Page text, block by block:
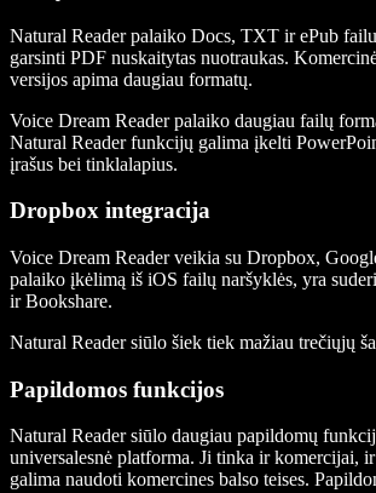
Natural Reader palaiko Docs, TXT ir ePub
garsinti PDF nuskaitytas nuotraukas.
versijos apima daugiau formatų.
Voice Dream Reader palaiko daugiau failų
Natural Reader funkcijų galima įkelti
įrašus bei tinklalapius.
Dropbox integracija
Voice Dream Reader veikia su Dropbox,
palaiko įkėlimą iš iOS failų naršyklės, yra
ir Bookshare.
Natural Reader siūlo šiek tiek mažiau trečiųjų
Papildomos funkcijos
Natural Reader siūlo daugiau papildomų
universalesnė platforma. Ji tinka ir komercijai,
galima naudoti komercines balso teises.